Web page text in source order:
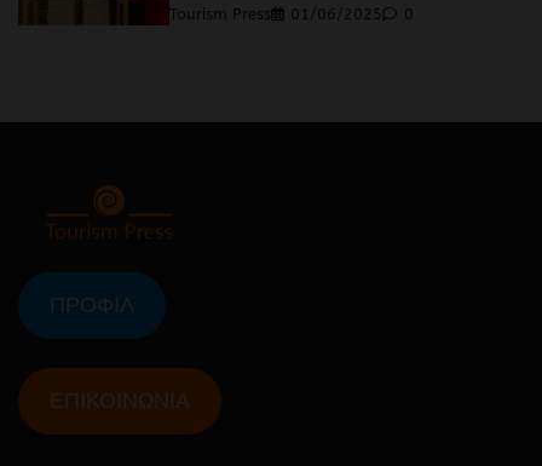
Tourism Press 01/06/2025 0
ΠΡΟΦΙΛ
ΕΠΙΚΟΙΝΩΝΙΑ